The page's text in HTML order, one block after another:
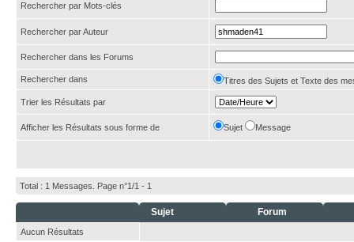
Rechercher par Mots-clés
Rechercher par Auteur
Rechercher dans les Forums
Rechercher dans Titres des Sujets et Texte des
Trier les Résultats par
Afficher les Résultats sous forme de Sujet Message
Total : 1 Messages. Page n°1/1 - 1
Sujet Forum
Aucun Résultats